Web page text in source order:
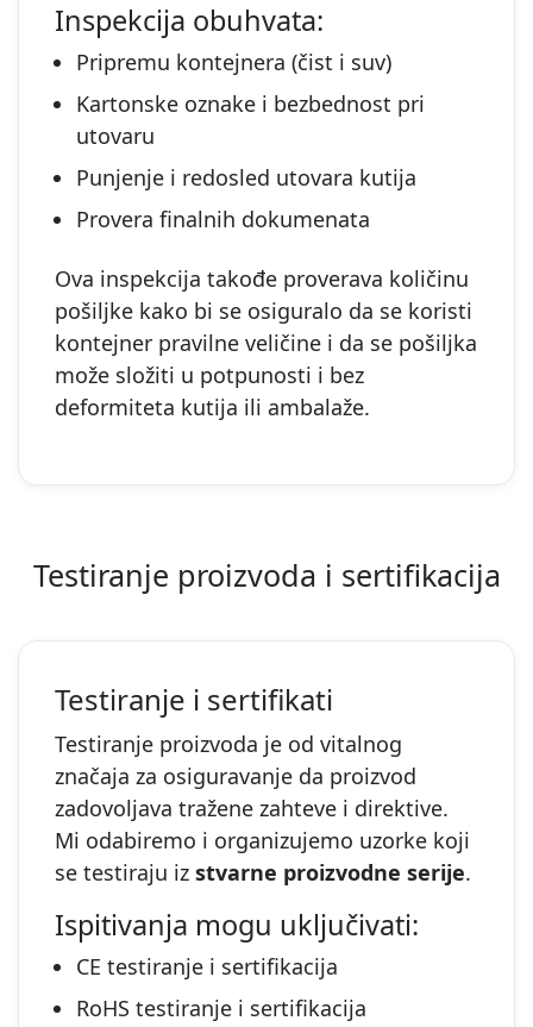
Inspekcija obuhvata:
Pripremu kontejnera (čist i suv)
Kartonske oznake i bezbednost pri
utovaru
Punjenje i redosled utovara kutija
Provera finalnih dokumenata
Ova inspekcija takođe proverava količinu
pošiljke kako bi se osiguralo da se koristi
kontejner pravilne veličine i da se pošiljka
može složiti u potpunosti i bez
deformiteta kutija ili ambalaže.
Testiranje proizvoda i sertifikacija
Testiranje i sertifikati
Testiranje proizvoda je od vitalnog
značaja za osiguravanje da proizvod
zadovoljava tražene zahteve i direktive.
Mi odabiremo i organizujemo uzorke koji
se testiraju iz stvarne proizvodne serije.
Ispitivanja mogu uključivati:
CE testiranje i sertifikacija
RoHS testiranje i sertifikacija